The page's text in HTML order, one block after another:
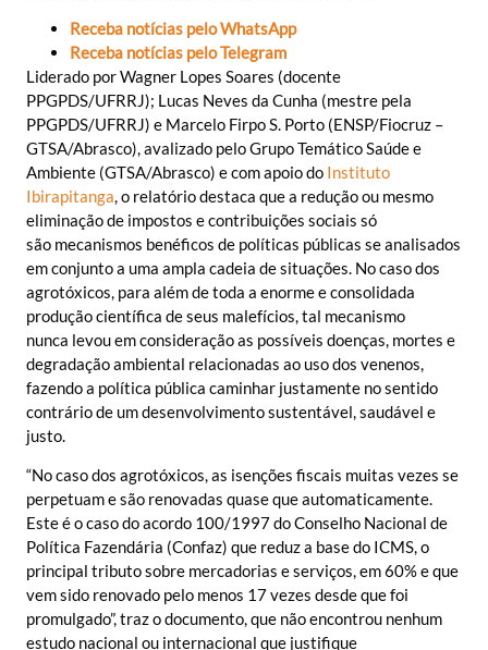
Receba notícias pelo WhatsApp
Receba notícias pelo Telegram
Liderado por Wagner Lopes Soares (docente
PPGPDS/UFRRJ); Lucas Neves da Cunha (mestre pela
PPGPDS/UFRRJ) e Marcelo Firpo S. Porto (ENSP/Fiocruz –
GTSA/Abrasco), avalizado pelo Grupo Temático Saúde e
Ambiente (GTSA/Abrasco) e com apoio do Instituto
Ibirapitanga , o relatório destaca que a redução ou mesmo
eliminação de impostos e contribuições sociais só
são mecanismos benéficos de políticas públicas se analisados
em conjunto a uma ampla cadeia de situações. No caso dos
agrotóxicos, para além de toda a enorme e consolidada
produção científica de seus malefícios, tal mecanismo
nunca levou em consideração as possíveis doenças, mortes e
degradação ambiental relacionadas ao uso dos venenos,
fazendo a política pública caminhar justamente no sentido
contrário de um desenvolvimento sustentável, saudável e
justo.
“No caso dos agrotóxicos, as isenções fiscais muitas vezes se
perpetuam e são renovadas quase que automaticamente.
Este é o caso do acordo 100/1997 do Conselho Nacional de
Política Fazendária (Confaz) que reduz a base do ICMS, o
principal tributo sobre mercadorias e serviços, em 60% e que
vem sido renovado pelo menos 17 vezes desde que foi
promulgado”, traz o documento, que não encontrou nenhum
estudo nacional ou internacional que justifique